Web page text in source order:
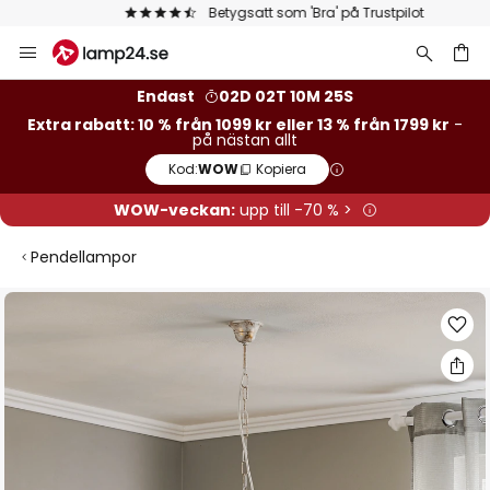
Betygsatt som 'Bra' på Trustpilot
Hoppa
till
Endast
02D 02T 10M 25S
Extra rabatt: 10 % från 1099 kr eller 13 % från 1799 kr -
på nästan allt
Kod:WOW Kopiera
WOW-veckan:upp till -70 % >
Pendellampor
Hoppa
av
bildgalleriet